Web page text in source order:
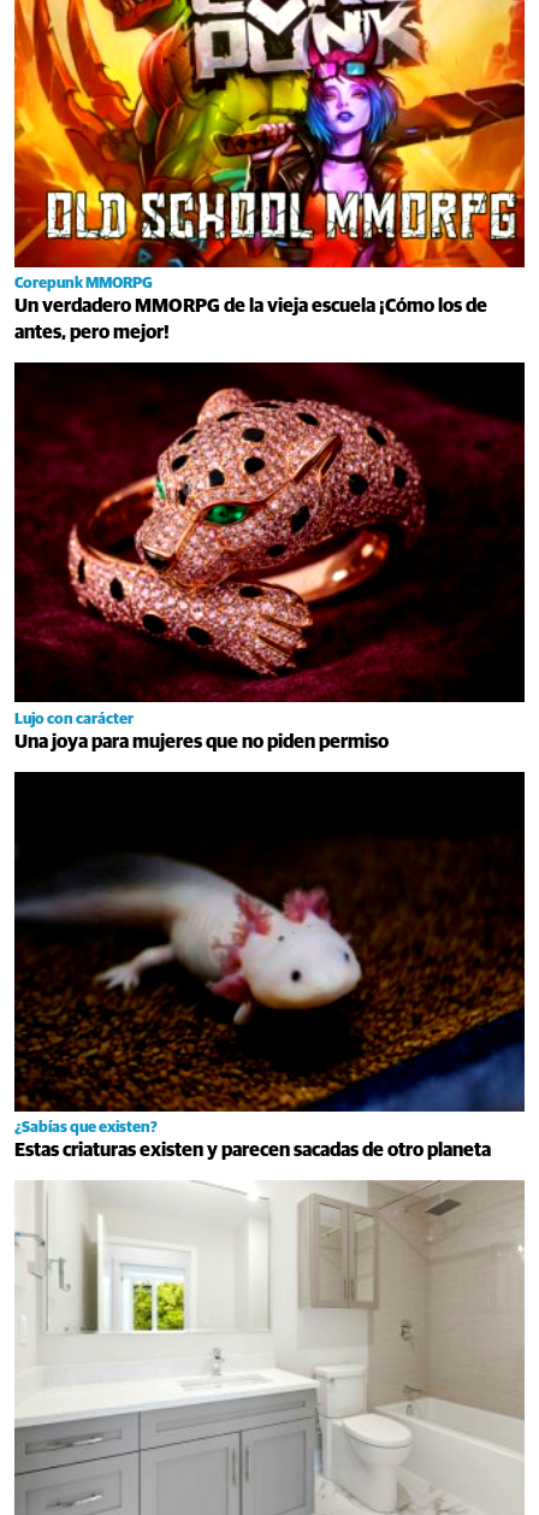
Corepunk MMORPG
Un verdadero MMORPG de la vieja escuela ¡Cómo los de
antes, pero mejor!
Lujo con carácter
Una joya para mujeres que no piden permiso
¿Sabías que existen?
Estas criaturas existen y parecen sacadas de otro planeta